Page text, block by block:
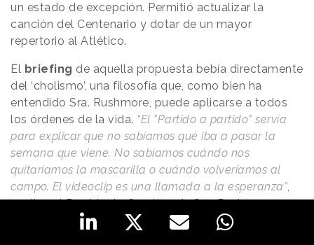
un estado de excepción. Permitió actualizar la
canción del Centenario y dotar de un mayor
repertorio al Atlético.
El briefing de aquella propuesta bebía directamente
del ‘cholismo’, una filosofía que, como bien ha
entendido Sra. Rushmore, puede aplicarse a todos
los órdenes de la vida. “El "Partido a partido" servía
para explicar que no sabíamos qué iba a pasar la
semana que viene. No sabíamos cuándo nos
quitaríamos la mascarilla o cuándo volveríamos al
campo. El videoclip es una llamada a la esperanza”,
explica el Presidente Creativo de Sra. Rushmore, para
la influencia de la filosofía del entrenador